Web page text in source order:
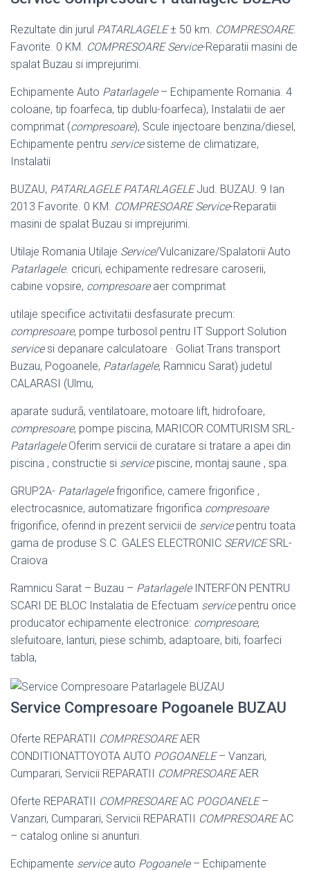
Rezultate din jurul PATARLAGELE± 50 km. COMPRESOARE.
Favorite. 0 KM. COMPRESOARE Service-Reparatii masini de
spalat Buzau si imprejurimi.
Echipamente Auto Patarlagele– Echipamente Romania. 4
coloane, tip foarfeca, tip dublu-foarfeca), Instalatii de aer
comprimat (compresoare), Scule injectoare benzina/diesel,
Echipamente pentru servicesisteme de climatizare,
Instalatii
BUZAU, PATARLAGELE PATARLAGELEJud. BUZAU. 9 Ian
2013 Favorite. 0 KM. COMPRESOARE Service-Reparatii
masini de spalat Buzau si imprejurimi.
Utilaje Romania Utilaje Service/Vulcanizare/Spalatorii Auto
Patarlagele. cricuri, echipamente redresare caroserii,
cabine vopsire, compresoareaer comprimat
utilaje specifice activitatii desfasurate precum:
compresoare, pompe turbosol pentru IT Support Solution
servicesi depanare calculatoare · Goliat Trans transport
Buzau, Pogoanele, Patarlagele, Ramnicu Sarat) judetul
CALARASI (Ulmu,
aparate sudurã, ventilatoare, motoare lift, hidrofoare,
compresoare, pompe piscina, MARICOR COMTURISM SRL-
PatarlageleOferim servicii de curatare si tratare a apei din
piscina , constructie si servicepiscine, montaj saune , spa.
GRUP2A- Patarlagelefrigorifice, camere frigorifice ,
electrocasnice, automatizare frigorifica compresoare
frigorifice, oferind in prezent servicii de servicepentru toata
gama de produse S.C. GALES ELECTRONIC SERVICESRL-
Craiova
Ramnicu Sarat – Buzau – PatarlageleINTERFON PENTRU
SCARI DE BLOC Instalatia de Efectuam servicepentru orice
producator echipamente electronice: compresoare,
slefuitoare, lanturi, piese schimb, adaptoare, biti, foarfeci
tabla,
Service Compresoare Pogoanele BUZAU
Oferte REPARATII COMPRESOAREAER
CONDITIONATTOYOTA AUTO POGOANELE– Vanzari,
Cumparari, Servicii REPARATII COMPRESOAREAER
Oferte REPARATII COMPRESOAREAC POGOANELE–
Vanzari, Cumparari, Servicii REPARATII COMPRESOAREAC
– catalog online si anunturi.
Echipamente serviceauto Pogoanele– Echipamente